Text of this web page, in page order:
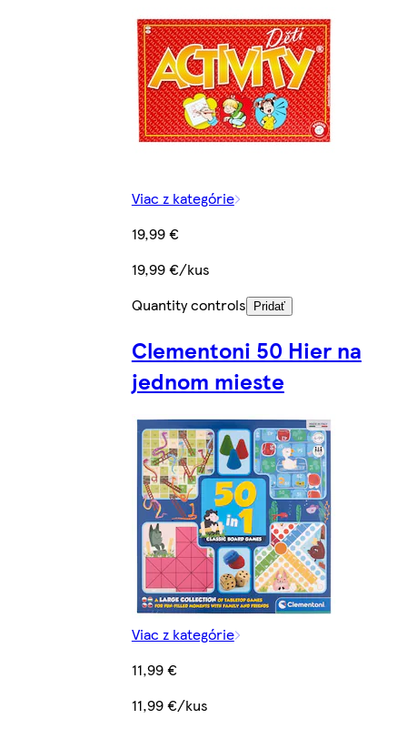
Viac z kategórie
19,99 €
19,99 €/kus
Quantity controls
Pridať
Clementoni 50 Hier na
jednom mieste
Viac z kategórie
11,99 €
11,99 €/kus